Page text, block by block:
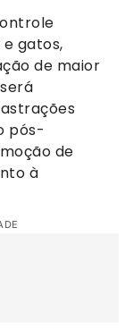
gatos,
de maior
pós-
de
à